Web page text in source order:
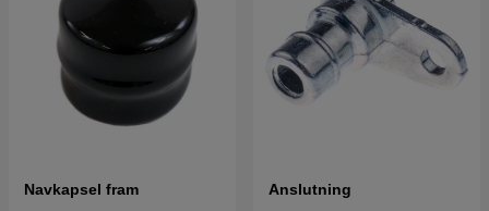
Navkapsel fram Anslutning